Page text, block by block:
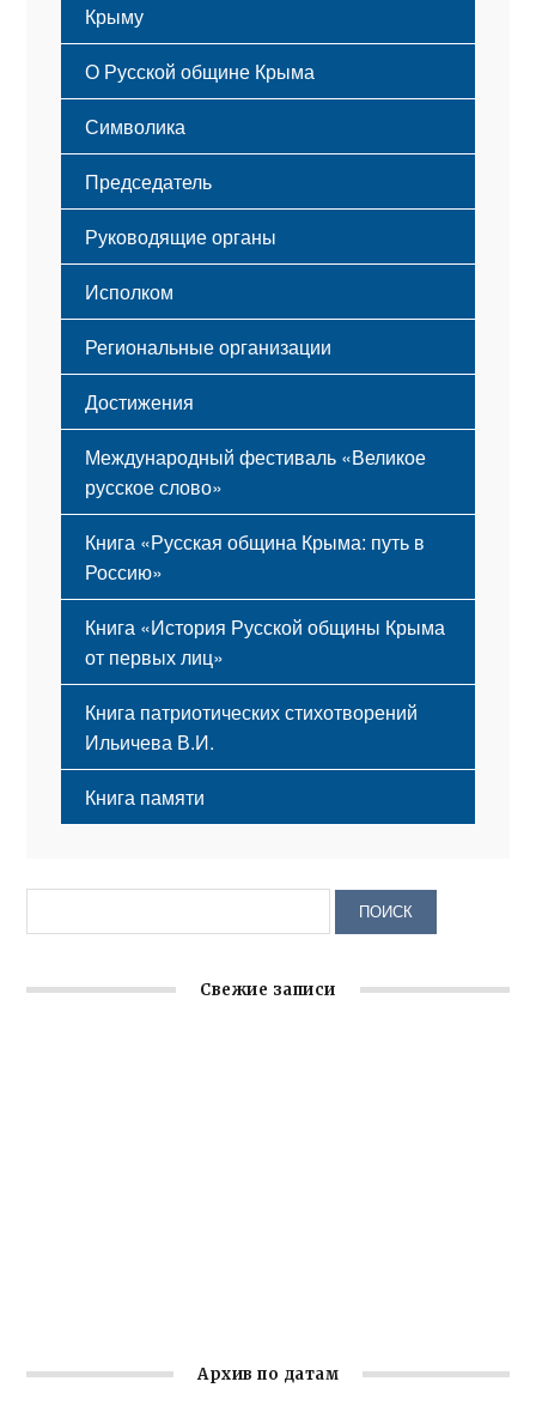
Крыму
Русский Крым
О Русской общине Крыма
Этапы становления
Принципы деятельности
Структура
Мероприятия
Символика
Флаг
Герб
Гимн
Председатель
Руководящие органы
Исполком
Региональные организации
Достижения
Международный фестиваль «Великое
русское слово»
Книга «Русская община Крыма: путь в
Россию»
Книга «История Русской общины Крыма
от первых лиц»
Книга патриотических стихотворений
Ильичева В.И.
Книга памяти
Свежие записи
Архив по датам